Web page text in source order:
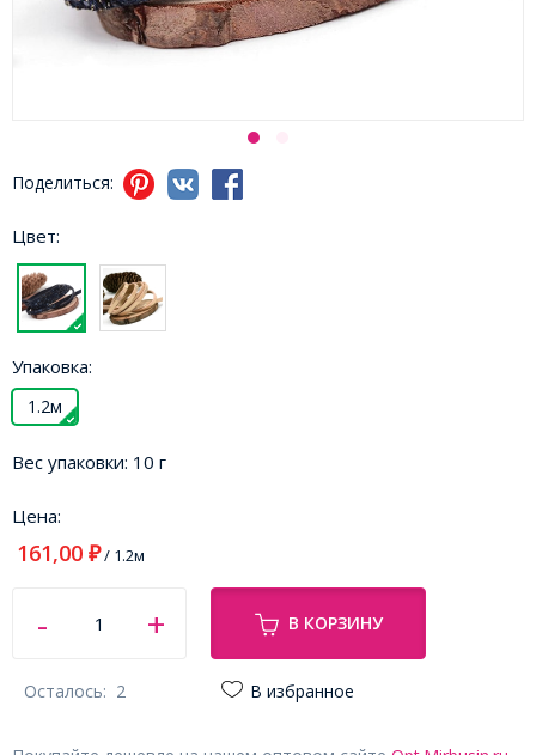
Поделиться:
Цвет:
Упаковка:
1.2м
Вес упаковки: 10 г
Цена:
161,00 ₽/ 1.2м
В КОРЗИНУ
Осталось: 2 В избранное